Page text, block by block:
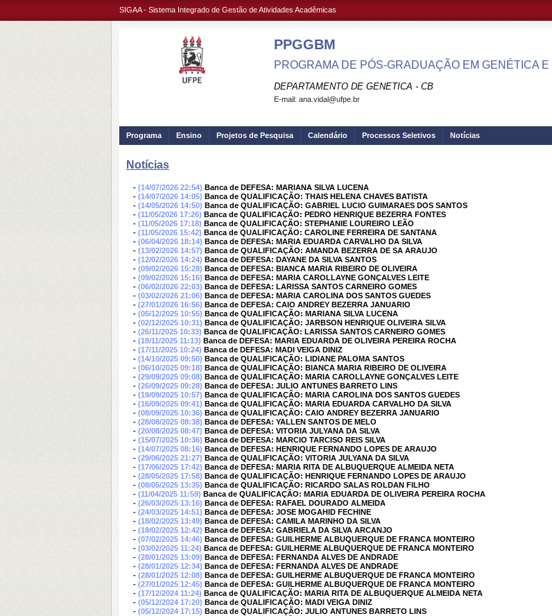
SIGAA - Sistema Integrado de Gestão de Atividades Acadêmicas
PPGGBM
PROGRAMA DE PÓS-GRADUAÇÃO EM GENÉTICA
DEPARTAMENTO DE GENETICA - CB
E-mail: ana.vidal@ufpe.br
Programa Ensino Projetos de Pesquisa Calendário Processos Seletivos Notícias
Notícias
- (14/07/2026 22:54) Banca de DEFESA: MARIANA SILVA LUCENA
- (14/07/2026 14:05) Banca de QUALIFICAÇÃO: THAIS HELENA CHAVES BATISTA
- (14/05/2026 14:50) Banca de QUALIFICAÇÃO: GABRIEL LUCIO GUIMARAES DOS SANTOS
- (11/05/2026 17:26) Banca de QUALIFICAÇÃO: PEDRO HENRIQUE BEZERRA FONTES
- (11/05/2026 17:18) Banca de QUALIFICAÇÃO: STEPHANIE LOUREIRO LEÃO
- (11/05/2026 15:42) Banca de QUALIFICAÇÃO: CAROLINE FERREIRA DE SANTANA
- (06/04/2026 18:14) Banca de DEFESA: MARIA EDUARDA CARVALHO DA SILVA
- (13/02/2026 14:57) Banca de QUALIFICAÇÃO: AMANDA BEZERRA DE SA ARAUJO
- (12/02/2026 14:24) Banca de DEFESA: DAYANE DA SILVA SANTOS
- (09/02/2026 15:28) Banca de DEFESA: BIANCA MARIA RIBEIRO DE OLIVEIRA
- (09/02/2026 15:16) Banca de DEFESA: MARIA CAROLLAYNE GONÇALVES LEITE
- (06/02/2026 22:03) Banca de DEFESA: LARISSA SANTOS CARNEIRO GOMES
- (03/02/2026 21:06) Banca de DEFESA: MARIA CAROLINA DOS SANTOS GUEDES
- (27/01/2026 16:56) Banca de DEFESA: CAIO ANDREY BEZERRA JANUARIO
- (05/12/2025 10:55) Banca de QUALIFICAÇÃO: MARIANA SILVA LUCENA
- (02/12/2025 10:31) Banca de QUALIFICAÇÃO: JARBSON HENRIQUE OLIVEIRA SILVA
- (26/11/2025 10:33) Banca de QUALIFICAÇÃO: LARISSA SANTOS CARNEIRO GOMES
- (18/11/2025 11:13) Banca de DEFESA: MARIA EDUARDA DE OLIVEIRA PEREIRA ROCHA
- (17/11/2025 10:24) Banca de DEFESA: MADI VEIGA DINIZ
- (14/10/2025 09:50) Banca de QUALIFICAÇÃO: LIDIANE PALOMA SANTOS
- (06/10/2025 09:18) Banca de QUALIFICAÇÃO: BIANCA MARIA RIBEIRO DE OLIVEIRA
- (29/09/2025 09:08) Banca de QUALIFICAÇÃO: MARIA CAROLLAYNE GONÇALVES LEITE
- (26/09/2025 09:28) Banca de DEFESA: JULIO ANTUNES BARRETO LINS
- (19/09/2025 10:57) Banca de QUALIFICAÇÃO: MARIA CAROLINA DOS SANTOS GUEDES
- (16/09/2025 09:41) Banca de QUALIFICAÇÃO: MARIA EDUARDA CARVALHO DA SILVA
- (08/09/2025 10:36) Banca de QUALIFICAÇÃO: CAIO ANDREY BEZERRA JANUARIO
- (28/08/2025 08:38) Banca de DEFESA: YALLEN SANTOS DE MELO
- (20/08/2025 08:47) Banca de DEFESA: VITORIA JULYANA DA SILVA
- (15/07/2025 10:36) Banca de DEFESA: MARCIO TARCISO REIS SILVA
- (14/07/2025 08:16) Banca de DEFESA: HENRIQUE FERNANDO LOPES DE ARAUJO
- (29/06/2025 21:27) Banca de QUALIFICAÇÃO: VITORIA JULYANA DA SILVA
- (17/06/2025 17:42) Banca de DEFESA: MARIA RITA DE ALBUQUERQUE ALMEIDA NETA
- (28/05/2025 17:58) Banca de QUALIFICAÇÃO: HENRIQUE FERNANDO LOPES DE ARAUJO
- (08/05/2025 13:35) Banca de QUALIFICAÇÃO: RICARDO SALAS ROLDAN FILHO
- (11/04/2025 11:59) Banca de QUALIFICAÇÃO: MARIA EDUARDA DE OLIVEIRA PEREIRA ROCHA
- (26/03/2025 13:16) Banca de DEFESA: RAFAEL DOURADO ALMEIDA
- (24/03/2025 14:51) Banca de DEFESA: JOSE MOGAHID FECHINE
- (18/02/2025 13:49) Banca de DEFESA: CAMILA MARINHO DA SILVA
- (18/02/2025 12:42) Banca de DEFESA: GABRIELA DA SILVA ARCANJO
- (07/02/2025 14:46) Banca de DEFESA: GUILHERME ALBUQUERQUE DE FRANCA MONTEIRO
- (03/02/2025 11:24) Banca de DEFESA: GUILHERME ALBUQUERQUE DE FRANCA MONTEIRO
- (28/01/2025 13:09) Banca de DEFESA: FERNANDA ALVES DE ANDRADE
- (28/01/2025 12:34) Banca de DEFESA: FERNANDA ALVES DE ANDRADE
- (28/01/2025 12:08) Banca de DEFESA: GUILHERME ALBUQUERQUE DE FRANCA MONTEIRO
- (27/01/2025 12:45) Banca de DEFESA: GUILHERME ALBUQUERQUE DE FRANCA MONTEIRO
- (17/12/2024 11:24) Banca de QUALIFICAÇÃO: MARIA RITA DE ALBUQUERQUE ALMEIDA NETA
- (05/12/2024 17:20) Banca de QUALIFICAÇÃO: MADI VEIGA DINIZ
- (05/12/2024 17:15) Banca de QUALIFICAÇÃO: JULIO ANTUNES BARRETO LINS